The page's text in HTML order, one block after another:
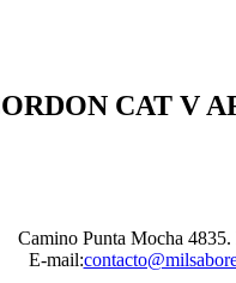
CAT V
Camino Punta Mocha 4835.
E-mail: